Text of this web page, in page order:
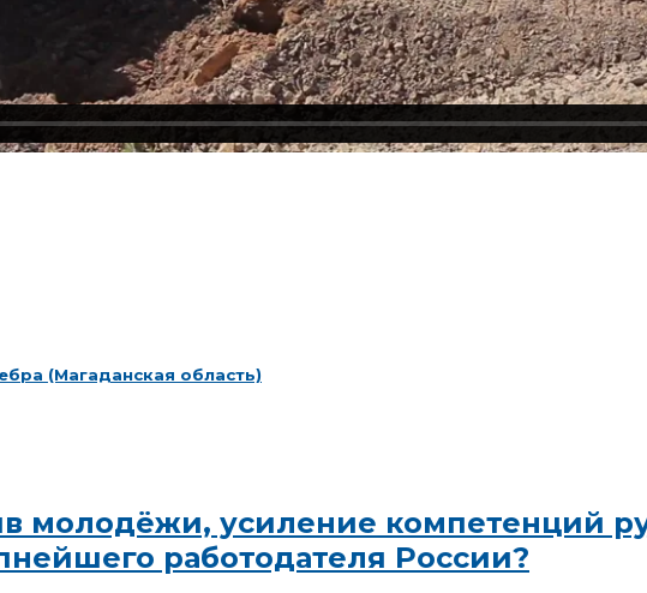
(Магаданская область)
усиление компетенций
работодателя России?